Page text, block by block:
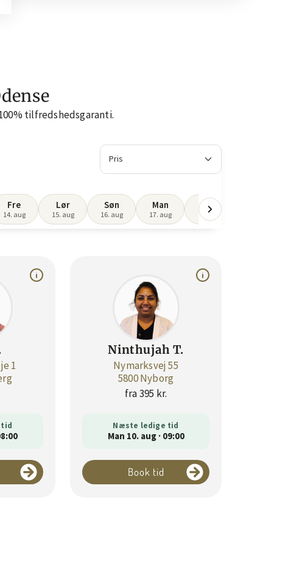
tilfredshedsgaranti.
Fre
14. aug
Lør
15. aug
Søn
16. aug
Man
17. aug
Tir
18. aug
1
Ninthujah T.
Nymarksvej 55
5800 Nyborg
fra 395 kr.
Næste ledige tid
Man 10. aug · 09:00
Book tid